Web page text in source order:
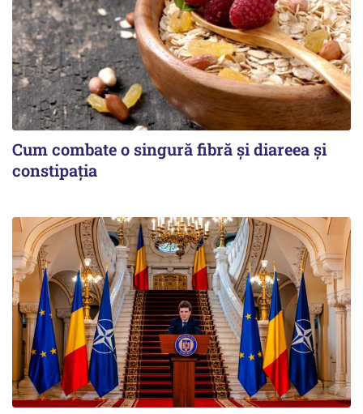
Cum combate o singură fibră și diareea și
constipația